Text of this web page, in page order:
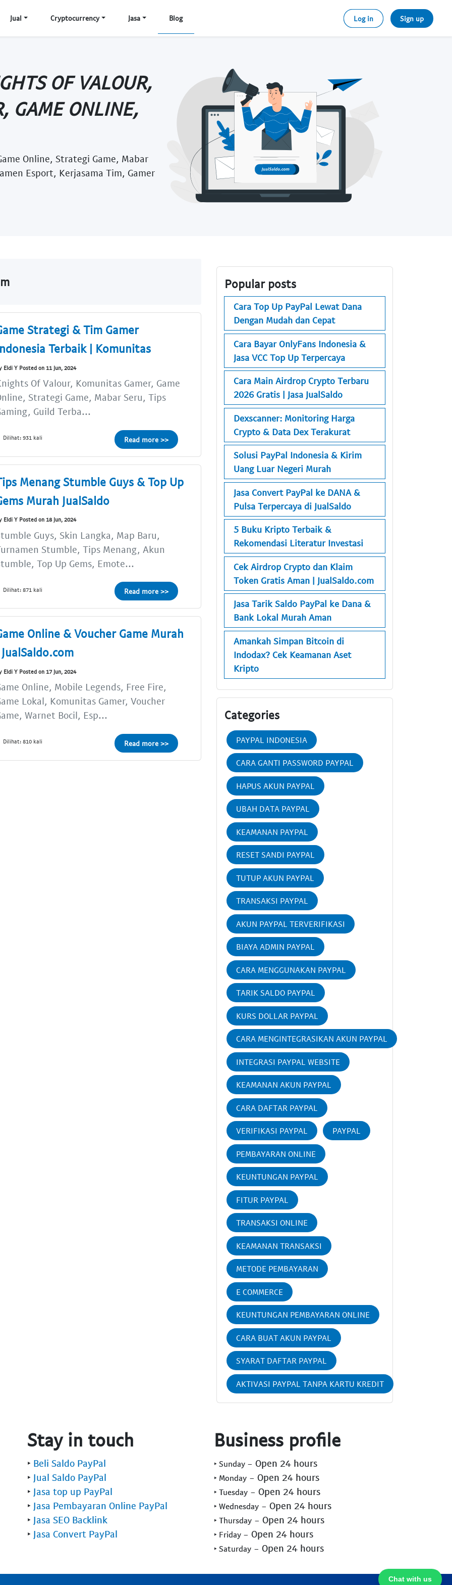
Jual Cryptocurrency Jasa Blog Log in Sign up
OF VALOUR,
GAME ONLINE,
Online, Strategi Game, Mabar
Esport, Kerjasama Tim, Gamer
Strategi & Tim Gamer
Terbaik | Komunitas
Eldi Y Posted on 11 Jun, 2024
Of Valour, Komunitas Gamer, Game
Strategi Game, Mabar Seru, Tips
Guild Terba...
Dilihat: 931 kali Read more >>
Menang Stumble Guys & Top Up
Murah JualSaldo
Eldi Y Posted on 18 Jun, 2024
Guys, Skin Langka, Map Baru,
Stumble, Tips Menang, Akun
Top Up Gems, Emote...
Dilihat: 871 kali Read more >>
Online & Voucher Game Murah
Eldi Y Posted on 17 Jun, 2024
Online, Mobile Legends, Free Fire,
Lokal, Komunitas Gamer, Voucher
Warnet Bocil, Esp...
Dilihat: 810 kali Read more >>
Popular posts
Cara Top Up PayPal Lewat Dana
Dengan Mudah dan Cepat
Cara Bayar OnlyFans Indonesia &
Jasa VCC Top Up Terpercaya
Cara Main Airdrop Crypto Terbaru
2026 Gratis | Jasa JualSaldo
Dexscanner: Monitoring Harga
Crypto & Data Dex Terakurat
Solusi PayPal Indonesia & Kirim
Uang Luar Negeri Murah
Jasa Convert PayPal ke DANA &
Pulsa Terpercaya di JualSaldo
5 Buku Kripto Terbaik &
Rekomendasi Literatur Investasi
Cek Airdrop Crypto dan Klaim
Token Gratis Aman | JualSaldo.com
Jasa Tarik Saldo PayPal ke Dana &
Bank Lokal Murah Aman
Amankah Simpan Bitcoin di
Indodax? Cek Keamanan Aset
Kripto
Categories
PAYPAL INDONESIA
CARA GANTI PASSWORD PAYPAL
HAPUS AKUN PAYPAL
UBAH DATA PAYPAL
KEAMANAN PAYPAL
RESET SANDI PAYPAL
TUTUP AKUN PAYPAL
TRANSAKSI PAYPAL
AKUN PAYPAL TERVERIFIKASI
BIAYA ADMIN PAYPAL
CARA MENGGUNAKAN PAYPAL
TARIK SALDO PAYPAL
KURS DOLLAR PAYPAL
CARA MENGINTEGRASIKAN AKUN PAYPAL
INTEGRASI PAYPAL WEBSITE
KEAMANAN AKUN PAYPAL
CARA DAFTAR PAYPAL
VERIFIKASI PAYPAL PAYPAL
PEMBAYARAN ONLINE
KEUNTUNGAN PAYPAL
FITUR PAYPAL
TRANSAKSI ONLINE
KEAMANAN TRANSAKSI
METODE PEMBAYARAN
E COMMERCE
KEUNTUNGAN PEMBAYARAN ONLINE
CARA BUAT AKUN PAYPAL
SYARAT DAFTAR PAYPAL
AKTIVASI PAYPAL TANPA KARTU KREDIT
Chat with us
Stay in touch
‣ Beli Saldo PayPal
‣ Jual Saldo PayPal
‣ Jasa top up PayPal
‣ Jasa Pembayaran Online PayPal
‣ Jasa SEO Backlink
‣ Jasa Convert PayPal
Business profile
‣ Sunday - Open 24 hours
‣ Monday - Open 24 hours
‣ Tuesday - Open 24 hours
‣ Wednesday - Open 24 hours
‣ Thursday - Open 24 hours
‣ Friday - Open 24 hours
‣ Saturday - Open 24 hours